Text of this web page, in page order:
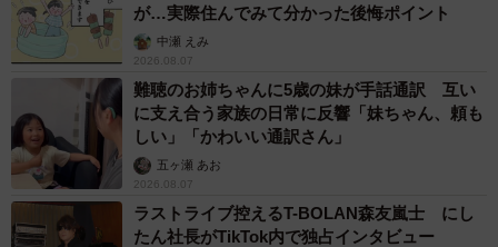
が…実際住んでみて分かった後悔ポイント
中瀬 えみ
2026.08.07
難聴のお姉ちゃんに5歳の妹が手話通訳 互い
に支え合う家族の日常に反響「妹ちゃん、頼も
しい」「かわいい通訳さん」
五ヶ瀬 あお
2026.08.07
ラストライブ控えるT-BOLAN森友嵐士 にし
たん社長がTikTok内で独占インタビュー